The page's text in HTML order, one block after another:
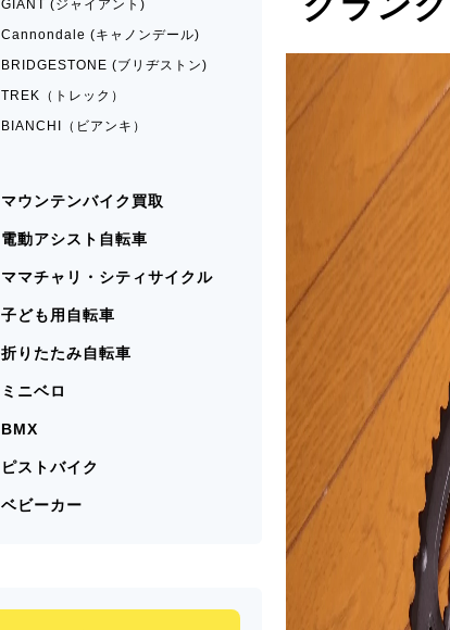
GIANT (ジャイアント)
Cannondale (キャノンデール)
BRIDGESTONE (ブリヂストン)
TREK（トレック）
BIANCHI（ビアンキ）
マウンテンバイク買取
電動アシスト自転車
ママチャリ・シティサイクル
子ども用自転車
折りたたみ自転車
ミニベロ
BMX
ピストバイク
ベビーカー